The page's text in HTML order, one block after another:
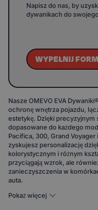
Napisz do nas, by
dywanikach do
WYPEŁNIJ
Nasze OMEVO EVA
ochronę wnętrza pojazdu,
estetykę. Dzięki
dopasowane do każdego
Pacifica, 300, Grand
zyskujesz personalizację
kolorystycznym i różnym
przyciągają wzrok, ale
zanieczyszczenia w
auta.
Pokaż więcej